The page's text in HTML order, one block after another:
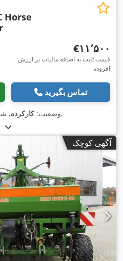
Horse
‎€۱۱٬۵۰۰
قیمت ثابت به اضافه مالیات بر ارزش
افزوده
تماس بگیرید
وضعیت:کارکرده, ,
آگهی کوچک